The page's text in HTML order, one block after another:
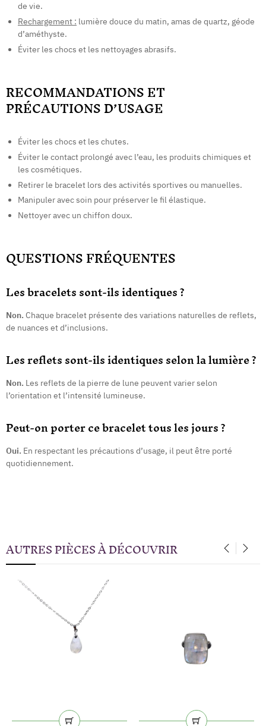
de vie.
Rechargement : lumière douce du matin, amas de quartz, géode
d’améthyste.
Éviter les chocs et les nettoyages abrasifs.
RECOMMANDATIONS ET
PRÉCAUTIONS D’USAGE
Éviter les chocs et les chutes.
Éviter le contact prolongé avec l’eau, les produits chimiques et
les cosmétiques.
Retirer le bracelet lors des activités sportives ou manuelles.
Manipuler avec soin pour préserver le fil élastique.
Nettoyer avec un chiffon doux.
QUESTIONS FRÉQUENTES
Les bracelets sont-ils identiques ?
Non. Chaque bracelet présente des variations naturelles de reflets,
de nuances et d’inclusions.
Les reflets sont-ils identiques selon la lumière ?
Non. Les reflets de la pierre de lune peuvent varier selon
l’orientation et l’intensité lumineuse.
Peut-on porter ce bracelet tous les jours ?
Oui. En respectant les précautions d’usage, il peut être porté
quotidiennement.
AUTRES PIÈCES À DÉCOUVRIR